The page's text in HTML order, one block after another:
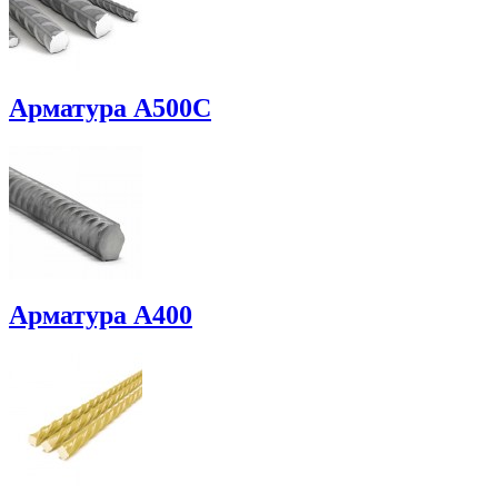
Арматура A500C
Арматура А400